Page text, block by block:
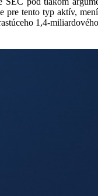
tento typ aktív,
1,4-